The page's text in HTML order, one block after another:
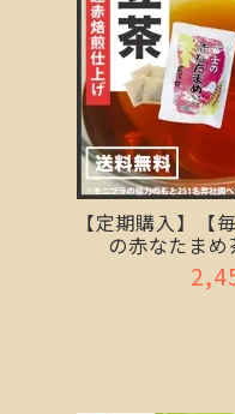
【定期購入】【
の赤なたま